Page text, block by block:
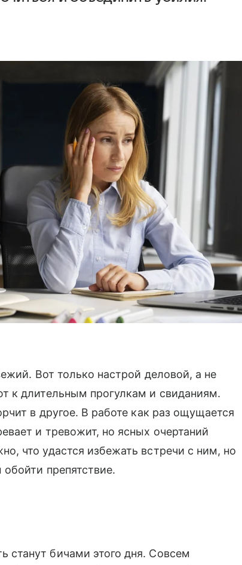
Вот только настрой деловой, а не
к длительным прогулкам и свиданиям.
в другое. В работе как раз ощущается
и тревожит, но ясных очертаний
что удастся избежать встречи с ним, но
обойти препятствие.
станут бичами этого дня. Совсем